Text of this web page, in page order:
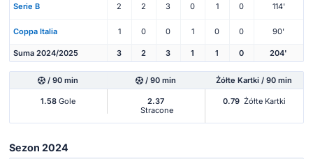
Serie B 2 2 3 0 1 0 114'
Coppa Italia 1 0 0 1 0 0 90'
Suma 2024/2025 3 2 3 1 1 0 204'
/ 90 min / 90 min Żółte Kartki / 90 min
1.58 Gole
2.37
Stracone
0.79 Żółte Kartki
Sezon 2024